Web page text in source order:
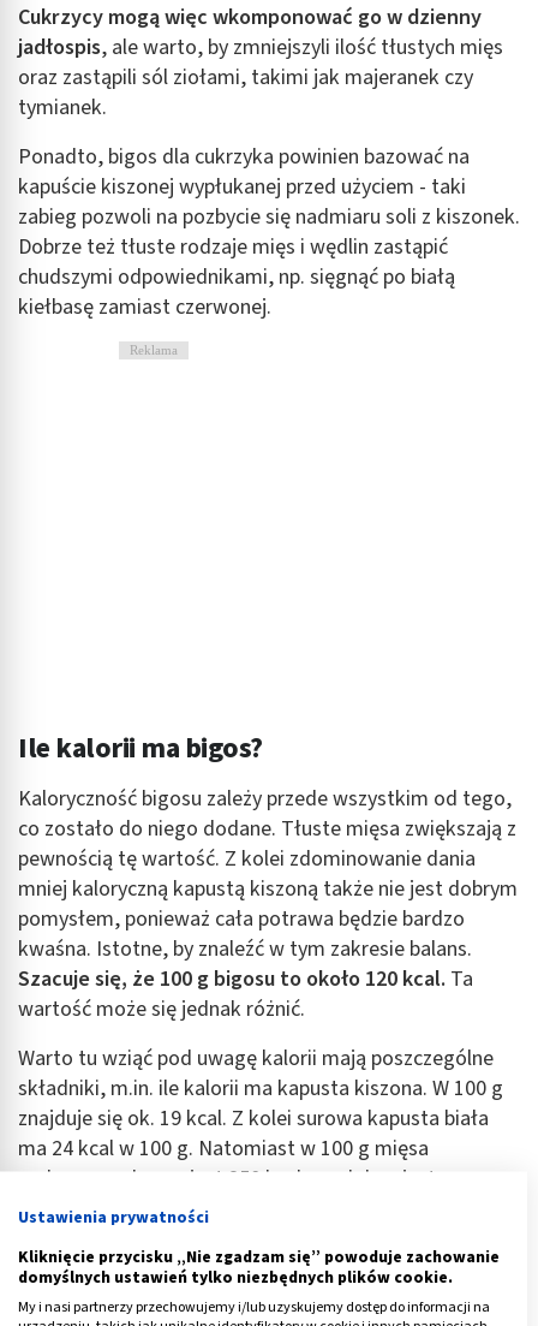
Cukrzycy mogą więc wkomponować go w dzienny
jadłospis, ale warto, by zmniejszyli ilość tłustych mięs
oraz zastąpili sól ziołami, takimi jak majeranek czy
tymianek.
Ponadto, bigos dla cukrzyka powinien bazować na
kapuście kiszonej wypłukanej przed użyciem - taki
zabieg pozwoli na pozbycie się nadmiaru soli z kiszonek.
Dobrze też tłuste rodzaje mięs i wędlin zastąpić
chudszymi odpowiednikami, np. sięgnąć po białą
kiełbasę zamiast czerwonej.
Reklama
Ile kalorii ma bigos?
Kaloryczność bigosu zależy przede wszystkim od tego,
co zostało do niego dodane. Tłuste mięsa zwiększają z
pewnością tę wartość. Z kolei zdominowanie dania
mniej kaloryczną kapustą kiszoną także nie jest dobrym
pomysłem, ponieważ cała potrawa będzie bardzo
kwaśna. Istotne, by znaleźć w tym zakresie balans.
Szacuje się, że 100 g bigosu to około 120 kcal. Ta
wartość może się jednak różnić.
Warto tu wziąć pod uwagę kalorii mają poszczególne
składniki, m.in. ile kalorii ma kapusta kiszona. W 100 g
znajduje się ok. 19 kcal. Z kolei surowa kapusta biała
ma 24 kcal w 100 g. Natomiast w 100 g mięsa
wołowego obecne jest 250 kcal - podobna jest
zawartość kalorii w wieprzowinie, to około 245 kcal na
tj. kiełbasa - w jej 100 g znajdzie się 300 kcal.
Co ciekawe, grzyby suszone to około 360 kcal na 100 g
Ustawienia prywatności
Kliknięcie przycisku „Nie zgadzam się” powoduje zachowanie
domyślnych ustawień tylko niezbędnych plików cookie.
My i nasi partnerzy przechowujemy i/lub uzyskujemy dostęp do informacji na